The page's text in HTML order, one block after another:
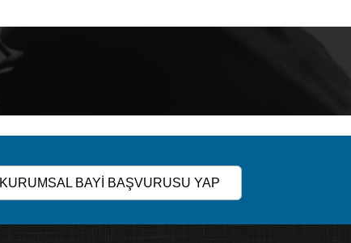
KURUMSAL BAYİ BAŞVURUSU YAP